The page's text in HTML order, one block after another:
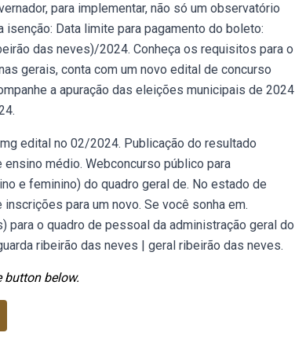
para implementar, não só um observatório
Data limite para pagamento do boleto:
das neves)/2024. Conheça os requisitos para o
gerais, conta com um novo edital de concurso
a apuração das eleições municipais de 2024
edital no 02/2024. Publicação do resultado
médio. Webconcurso público para
e feminino) do quadro geral de. No estado de
para um novo. Se você sonha em.
o quadro de pessoal da administração geral do
ribeirão das neves | geral ribeirão das neves.
button below.